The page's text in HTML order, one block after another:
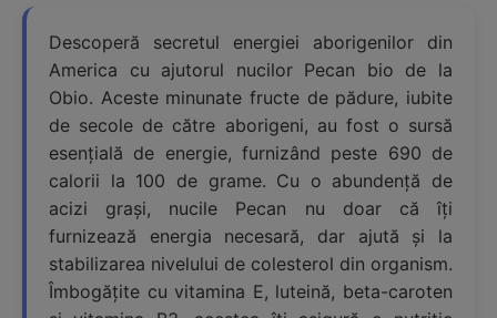
Descoperă secretul energiei aborigenilor din
America cu ajutorul nucilor Pecan bio de la
Obio. Aceste minunate fructe de pădure, iubite
de secole de către aborigeni, au fost o sursă
esențială de energie, furnizând peste 690 de
calorii la 100 de grame. Cu o abundență de
acizi grași, nucile Pecan nu doar că îți
furnizează energia necesară, dar ajută și la
stabilizarea nivelului de colesterol din organism.
Îmbogățite cu vitamina E, luteină, beta-caroten